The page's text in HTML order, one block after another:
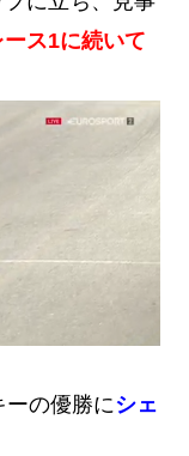
ス1に続いて
ーの優勝にシェ